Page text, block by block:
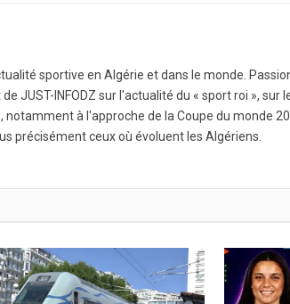
sportive en Algérie et dans le monde.
JUST-INFODZ sur l'actualité du « sport roi », sur
notamment à l'approche de la Coupe du monde
précisément ceux où évoluent les Algériens.